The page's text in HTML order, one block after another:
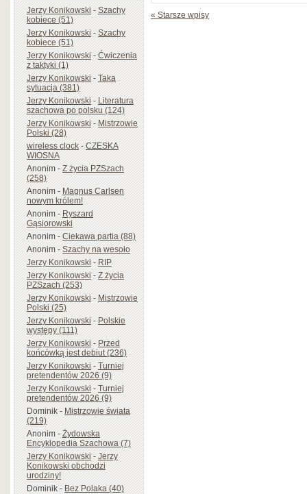
Jerzy Konikowski-Szachy
kobiece (51)
Jerzy Konikowski-Szachy
kobiece (51)
Jerzy Konikowski-Ćwiczenia
z taktyki (1)
Jerzy Konikowski-Taka
sytuacja (381)
Jerzy Konikowski-Literatura
szachowa po polsku (124)
Jerzy Konikowski-Mistrzowie
Polski (28)
wireless clock-CZESKA
WIOSNA
Anonim-Z życia PZSzach
(258)
Anonim-Magnus Carlsen
nowym królem!
Anonim-Ryszard
Gąsiorowski
Anonim-Ciekawa partia (88)
Anonim-Szachy na wesoło
Jerzy Konikowski-RIP
Jerzy Konikowski-Z życia
PZSzach (253)
Jerzy Konikowski-Mistrzowie
Polski (25)
Jerzy Konikowski-Polskie
występy (111)
Jerzy Konikowski-Przed
końcówką jest debiut (236)
Jerzy Konikowski-Turniej
pretendentów 2026 (9)
Jerzy Konikowski-Turniej
pretendentów 2026 (9)
Dominik-Mistrzowie świata
(219)
Anonim-Żydowska
Encyklopedia Szachowa (7)
Jerzy Konikowski-Jerzy
Konikowski obchodzi
urodziny!
Dominik-Bez Polaka (40)
« Starsze wpisy